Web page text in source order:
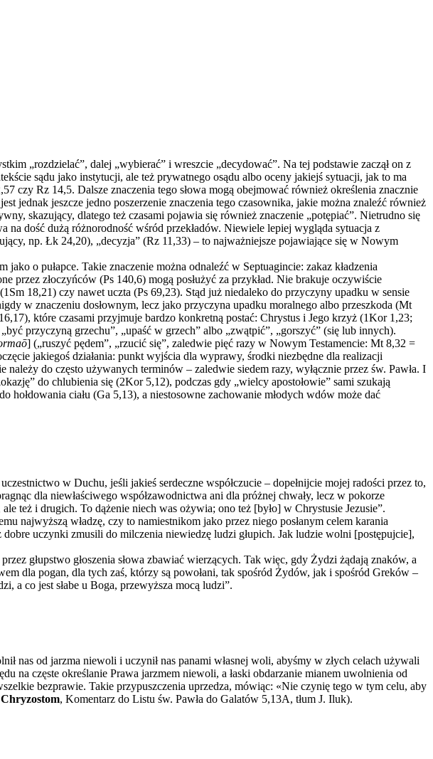
„rozdzielać”, dalej „wybierać” i wreszcie „decydować”. Na tej podstawie zaczął on z
sądu jako instytucji, ale też prywatnego osądu albo oceny jakiejś sytuacji, jak to ma
czy Rz 14,5. Dalsze znaczenia tego słowa mogą obejmować również określenia znacznie
jednak jeszcze jedno poszerzenie znaczenia tego czasownika, jakie można znaleźć również
skazujący, dlatego też czasami pojawia się również znaczenie „potępiać”. Nietrudno się
na dość dużą różnorodność wśród przekładów. Niewiele lepiej wygląda sytuacja z
np. Łk 24,20), „decyzja” (Rz 11,33) – to najważniejsze pojawiające się w Nowym
jako o pułapce. Takie znaczenie można odnaleźć w Septuagincie: zakaz kładzenia
przez złoczyńców (Ps 140,6) mogą posłużyć za przykład. Nie brakuje oczywiście
18,21) czy nawet uczta (Ps 69,23). Stąd już niedaleko do przyczyny upadku w sensie
w znaczeniu dosłownym, lecz jako przyczyna upadku moralnego albo przeszkoda (Mt
które czasami przyjmuje bardzo konkretną postać: Chrystus i Jego krzyż (1Kor 1,23;
przyczyną grzechu”, „upaść w grzech” albo „zwątpić”, „gorszyć” (się lub innych).
] („ruszyć pędem”, „rzucić się”, zaledwie pięć razy w Nowym Testamencie: Mt 8,32 =
jakiegoś działania: punkt wyjścia dla wyprawy, środki niezbędne dla realizacji
do często używanych terminów – zaledwie siedem razy, wyłącznie przez św. Pawła. I
do chlubienia się (2Kor 5,12), podczas gdy „wielcy apostołowie” sami szukają
ciału (Ga 5,13), a niestosowne zachowanie młodych wdów może dać
w Duchu, jeśli jakieś serdeczne współczucie – dopełnijcie mojej radości przez to,
dla niewłaściwego współzawodnictwa ani dla próżnej chwały, lecz w pokorze
też i drugich. To dążenie niech was ożywia; ono też [było] w Chrystusie Jezusie”.
najwyższą władzę, czy to namiestnikom jako przez niego posłanym celem karania
uczynki zmusili do milczenia niewiedzę ludzi głupich. Jak ludzie wolni [postępujcie],
głupstwo głoszenia słowa zbawiać wierzących. Tak więc, gdy Żydzi żądają znaków, a
dla pogan, dla tych zaś, którzy są powołani, tak spośród Żydów, jak i spośród Greków –
a co jest słabe u Boga, przewyższa mocą ludzi”.
nas od jarzma niewoli i uczynił nas panami własnej woli, abyśmy w złych celach używali
na częste określanie Prawa jarzmem niewoli, a łaski obdarzanie mianem uwolnienia od
bezprawie. Takie przypuszczenia uprzedza, mówiąc: «Nie czynię tego w tym celu, aby
, Komentarz do Listu św. Pawła do Galatów 5,13A, tłum J. Iluk).